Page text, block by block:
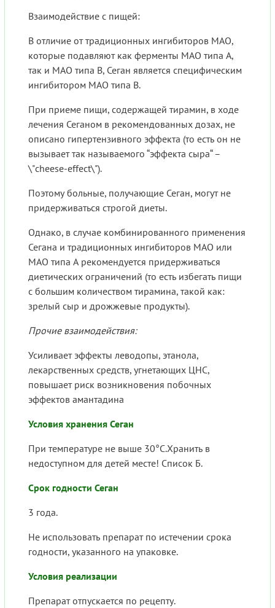
Взаимодействие с пищей:
В отличие от традиционных ингибиторов МАО,
которые подавляют как ферменты МАО типа А,
так и МАО типа В, Сеган является специфическим
ингибитором МАО типа В.
При приеме пищи, содержащей тирамин, в ходе
лечения Сеганом в рекомендованных дозах, не
описано гипертензивного эффекта (то есть он не
вызывает так называемого “эффекта сыра“ –
\"cheese-effect\").
Поэтому больные, получающие Сеган, могут не
придерживаться строгой диеты.
Однако, в случае комбинированного применения
Сегана и традиционных ингибиторов МАО или
МАО типа А рекомендуется придерживаться
диетических ограничений (то есть избегать пищи
с большим количеством тирамина, такой как:
зрелый сыр и дрожжевые продукты).
Прочие взаимодействия:
Усиливает эффекты леводопы, этанола,
лекарственных средств, угнетающих ЦНС,
повышает риск возникновения побочных
эффектов амантадина
Условия хранения Сеган
При температуре не выше 30°С.Хранить в
недоступном для детей месте! Список Б.
Срок годности Сеган
3 года.
Не использовать препарат по истечении срока
годности, указанного на упаковке.
Условия реализации
Препарат отпускается по рецепту.